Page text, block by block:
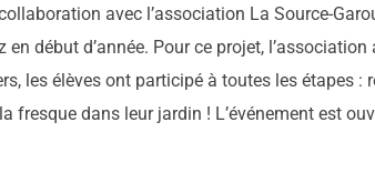
avec l’association La Source-
début d’année. Pour ce projet, l’association
les élèves ont participé à toutes les étapes :
dans leur jardin ! L’événement est